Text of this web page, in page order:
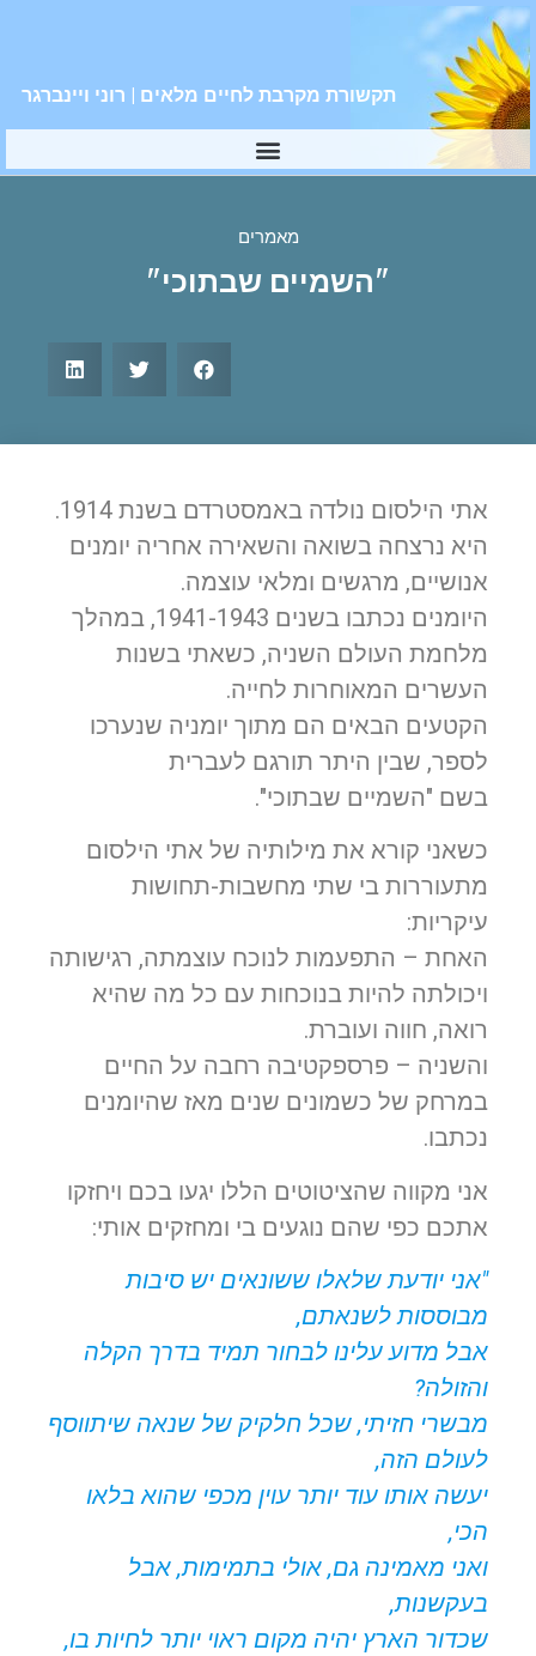
תקשורת מקרבת לחיים מלאים | רוני ויינברגר
מאמרים
"השמיים שבתוכי"
אתי הילסום נולדה באמסטרדם בשנת 1914.
היא נרצחה בשואה והשאירה אחריה יומנים
אנושיים, מרגשים ומלאי עוצמה.
היומנים נכתבו בשנים 1941-1943, במהלך
מלחמת העולם השניה, כשאתי בשנות
העשרים המאוחרות לחייה.
הקטעים הבאים הם מתוך יומניה שנערכו
לספר, שבין היתר תורגם לעברית
בשם "השמיים שבתוכי".
כשאני קורא את מילותיה של אתי הילסום
מתעוררות בי שתי מחשבות-תחושות
עיקריות:
האחת – התפעמות לנוכח עוצמתה, רגישותה
ויכולתה להיות בנוכחות עם כל מה שהיא
רואה, חווה ועוברת.
והשניה – פרספקטיבה רחבה על החיים
במרחק של כשמונים שנים מאז שהיומנים
נכתבו.
אני מקווה שהציטוטים הללו יגעו בכם ויחזקו
אתכם כפי שהם נוגעים בי ומחזקים אותי:
"אני יודעת שלאלו ששונאים יש סיבות
מבוססות לשנאתם,
אבל מדוע עלינו לבחור תמיד בדרך הקלה
והזולה?
מבשרי חזיתי, שכל חלקיק של שנאה שיתווסף
לעולם הזה,
יעשה אותו עוד יותר עוין מכפי שהוא בלאו
הכי,
ואני מאמינה גם, אולי בתמימות, אבל
בעקשנות,
שכדור הארץ יהיה מקום ראוי יותר לחיות בו,